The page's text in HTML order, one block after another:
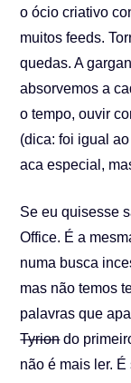
o ócio criativo
muitos feeds.
quedas. A
absorvemos a
o tempo, ouvir
(dica: foi igual
aca especial,
Se eu quisesse
Office. É a
numa busca
mas não temos
palavras que
Tyriondo
não é mais ler. É